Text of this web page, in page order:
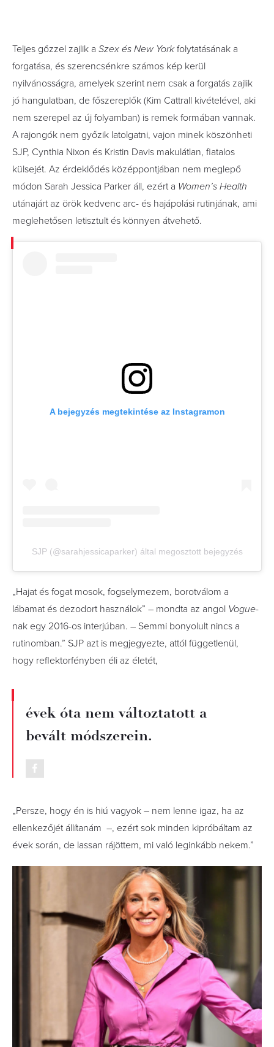
Teljes gőzzel zajlik a Szex és New Yorkfolytatásának a
forgatása, és szerencsénkre számos kép kerül
nyilvánosságra, amelyek szerint nem csak a forgatás zajlik
jó hangulatban, de főszereplők (Kim Cattrall kivételével, aki
nem szerepel az új folyamban) is remek formában vannak.
A rajongók nem győzik latolgatni, vajon minek köszönheti
SJP, Cynthia Nixon és Kristin Davis makulátlan, fiatalos
külsejét. Az érdeklődés középpontjában nem meglepő
módon Sarah Jessica Parker áll, ezért a Women’s Health
utánajárt az örök kedvenc arc- és hajápolási rutinjának, ami
meglehetősen letisztult és könnyen átvehető.
A bejegyzés megtekintése az Instagramon
SJP (@sarahjessicaparker) által megosztott bejegyzés
„Hajat és fogat mosok, fogselymezem, borotválom a
lábamat és dezodort használok” – mondta az angol Vogue-
nak egy 2016-os interjúban. – Semmi bonyolult nincs a
rutinomban.” SJP azt is megjegyezte, attól függetlenül,
hogy reflektorfényben éli az életét,
évek óta nem változtatott a
bevált módszerein.
„Persze, hogy én is hiú vagyok ­­– nem lenne igaz, ha az
ellenkezőjét állítanám ­­­–, ezért sok minden kipróbáltam az
évek során, de lassan rájöttem, mi való leginkább nekem.”